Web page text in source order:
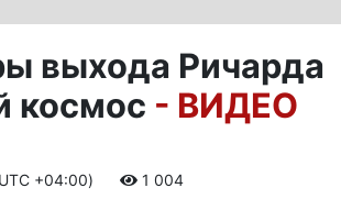
выхода Ричарда
космос - ВИДЕО
+04:00) 1 004